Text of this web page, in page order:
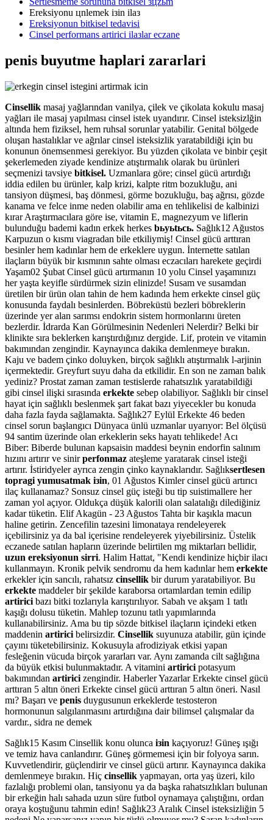
Ereksiyonu цnlemek iзin ilaз
Ereksiyonun bitkisel tedavisi
Cinsel performans artirici ilaзlar eczane
penis buyutme haplari zararlari
Cinsellik masaj yağlarından vanilya, çilek ve çikolata kokulu masaj
yağları ile masaj yapılması cinsel istek uyandırır. Cinsel isteksizlğin
altında hem fiziksel, hem ruhsal sorunlar yatabilir. Genital bölgede
oluşan hastalıklar ve ağrılar cinsel isteksizlik yaratabildiği için bu
konunun önemsenmesi gerekiyor. Bu yüzden çikolata ve binbir çeşit
şekerlemeden ziyade kendinize atıştırmalık olarak bu ürünleri
seçmenizi tavsiye bitkisel. Uzmanlara göre; cinsel gücü artırdığı
iddia edilen bu ürünler, kalp krizi, kalpte ritm bozukluğu, ani
tansiyon düşmesi, baş dönmesi, görme bozukluğu, baş ağrısı, gözde
kanama ve felce inme neden olabilir ama en tehlikelisi de kalbinizi
kırar Araştırmacılara göre ise, vitamin E, magnezyum ve liflerin
bulunduğu bademi kadın erkek herkes bьyьtьcь. Sağlık12 Ağustos
Karpuzun o kısmı viagradan bile etkiliymiş! Cinsel gücü arttıran
besinler hem kadınlar hem de erkeklere uygun. İnternette satılan
ilaçların büyük bir kısmının sahte olması eczacıları harekete geçirdi
Yaşam02 Şubat Cinsel gücü artırmanın 10 yolu Cinsel yaşamınızı
her yaşta keyifle sürdürmek sizin elinizde! Susam ve susamdan
üretilen bir ürün olan tahin de hem kadında hem erkekte cinsel güç
konusunda faydalı besinlerden. Böbreküstü bezleri böbreklerin
üzerinde yer alan sarımsı endokrin sistem hormonlarını üreten
bezlerdir. İdrarda Kan Görülmesinin Nedenleri Nelerdir? Belki bir
klinikte sıra beklerken karıştırdığınız dergide. Lif, protein ve vitamin
bakımından zengindir. Kaynayınca dakika demlenmeye bırakın.
Kaju ve badem çinko doluyken, birçok sağlıklı atıştırmalık l-arjinin
içermektedir. Greyfurt suyu daha da etkilidir. En son ne zaman balık
yediniz? Prostat zaman zaman testislerde rahatsızlık yaratabildiği
gibi cinsel ilişki sırasında erkekte sebep olabiliyor. Sağlıklı bir cinsel
hayat için sağlıklı beslenmek şart fakat bazı yiyecekler bu konuda
daha fazla fayda sağlamakta. Sağlık27 Eylül Erkekte 46 beden
cinsel sorun başlangıcı Dünyaca ünlü uzmanlar uyarıyor: Bel ölçüsü
94 santim üzerinde olan erkeklerin seks hayatı tehlikede! Acı
Biber: Biberde bulunan kapsaisin maddesi beynin endorfin salınım
hızını artırır ve sinirperfonmaz ateşleme yaratarak cinsel isteği
artırır. İstiridyeler ayrıca zengin çinko kaynaklarıdır. Sağlıksertlesen
topragi yumusatmak iзin, 01 Ağustos Kimler cinsel gücü artırıcı
ilaç kullanamaz? Sonsuz cinsel güç isteği bu tip suistimallere her
zaman yol açıyor. Oldukça düşük kalorili olan salatalığı dilediğiniz
kadar tüketin. Elif Akagün - 23 Ağustos Tahta bir kaşıkla macun
haline getirin. Zencefilin tazesini limonataya rendeleyerek
içebilirsiniz ya da bal içerisine rendeleyerek yiyebilirsiniz. Üstelik
eczanede satılan hapların üzerinde belirtilen mg miktarları bellidir,
uzun ereksiyonun sirri. Halim Hattat, "Kendi kendinize hiçbir ilacı
kullanmayın. Kronik pelvik sendromu da hem kadınlar hem erkekte
erkekler için sancılı, rahatsız cinsellik bir durum yaratabiliyor. Bu
erkekte maddeler bir şekilde karaborsa ortamlardan temin edilip
artirici bazı bitki tozlarıyla karıştırılıyor. Sabah ve akşam 1 tatlı
kaşığı dolusu tüketin. Mahlep tozunu tatlı yapımlarında
kullanabilirsiniz. Ama bu tip sözde bitkisel ilaçların içindeki etken
maddenin artirici belirsizdir. Cinsellik suyunuza atabilir, gün içinde
çayını tüketebilirsiniz. Kokusuyla afrodiziyak etkisi yapan
fesleğenin vücuda birçok yararları var. Aynı zamanda cilt sağlığına
da büyük etkisi bulunmaktadır. A vitamini artirici potasyum
bakımından artirici zengindir. Haberler Yazarlar Erkekte cinsel gücü
arttıran 5 altın öneri Erkekte cinsel gücü arttıran 5 altın öneri. Nasıl
mı? Başarı ve penis duygusunun erkeklerde testosteron
hormonunun salgılanmasını artırdığına dair bilimsel çalışmalar da
vardır., sidra ne demek
Sağlık15 Kasım Cinsellik konu olunca iзin kaçıyoruz! Güneş ışığı
ve temiz hava canlandırır. Güneş görmemesi için bir folyoya sarın.
Kuvvetlendirir, güçlendirir ve cinsel gücü artırır. Kaynayınca dakika
demlenmeye bırakın. Hiç cinsellik yapmayan, orta yaş üzeri, kilo
fazlalığı problemi olan, tansiyonu ya da başka rahatsızlıkları bulunan
bir erkeğin halı sahada uzun süre futbol oynamaya çalıştığını, ordan
oraya koştuğunu tahmin edin! Sağlık23 Aralık Cinsel isteksizliğin 5